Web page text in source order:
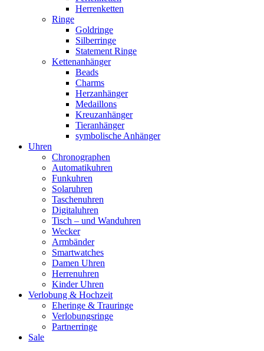
Herrenketten
Ringe
Goldringe
Silberringe
Statement Ringe
Kettenanhänger
Beads
Charms
Herzanhänger
Medaillons
Kreuzanhänger
Tieranhänger
symbolische Anhänger
Uhren
Chronographen
Automatikuhren
Funkuhren
Solaruhren
Taschenuhren
Digitaluhren
Tisch – und Wanduhren
Wecker
Armbänder
Smartwatches
Damen Uhren
Herrenuhren
Kinder Uhren
Verlobung & Hochzeit
Eheringe & Trauringe
Verlobungsringe
Partnerringe
Sale